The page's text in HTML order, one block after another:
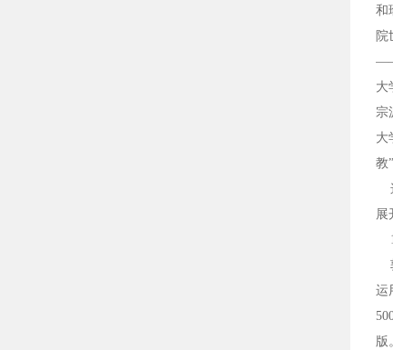
和
院
——
大
宗
大
教
展
1
运
版